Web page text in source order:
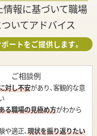
情報に基づいて職場
いてアドバイス
ートをご提供します。
ご相談例
対し不安があり、客観的な意
る職場の見極め方がわから
や適正、現状を振り返りたい